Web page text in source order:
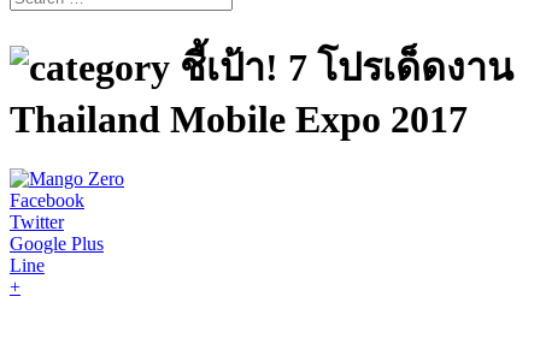
ชี้เป้า! 7 โปรเด็ดงาน
Thailand Mobile Expo 2017
Facebook
Twitter
Google Plus
Line
+